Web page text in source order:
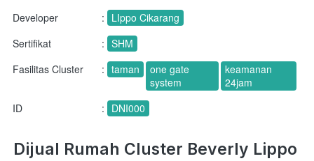
Developer
: LIppo Cikarang
Sertifikat
: SHM
Fasilitas Cluster
: taman
one gate
system
keamanan
24jam
ID
: DNI000
Dijual Rumah Cluster Beverly Lippo